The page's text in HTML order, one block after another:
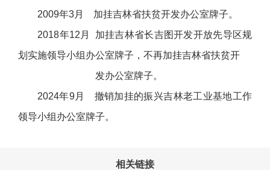
2009年3月 加挂吉林省扶贫开发办公室牌子。
2018年12月 加挂吉林省长吉图开发开放先导区规
划实施领导小组办公室牌子，不再加挂吉林省扶贫开
发办公室牌子。
2024年9月 撤销加挂的振兴吉林老工业基地工作
领导小组办公室牌子。
相关链接